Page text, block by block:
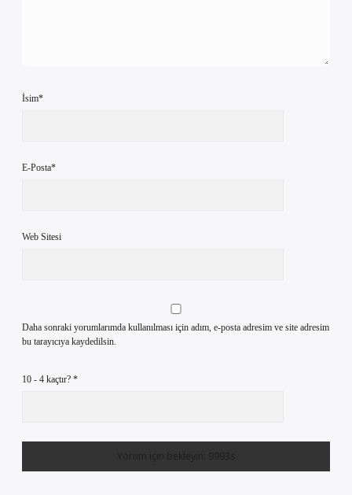
İsim*
E-Posta*
Web Sitesi
Daha sonraki yorumlarımda kullanılması için adım, e-posta adresim ve site adresim
bu tarayıcıya kaydedilsin.
10 - 4 kaçtır? *